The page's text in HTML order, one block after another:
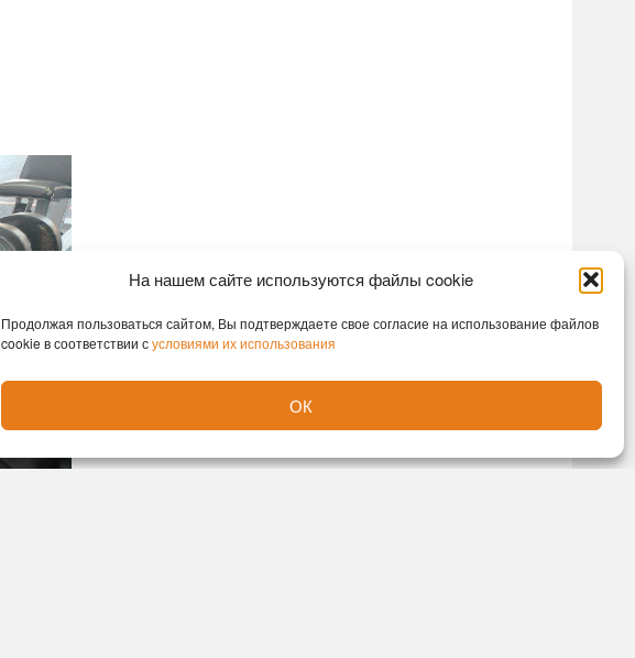
На нашем сайте используются файлы cookie
Продолжая пользоваться сайтом, Вы подтверждаете свое согласие на использование файлов
cookie в соответствии сусловиями их использования
ОК